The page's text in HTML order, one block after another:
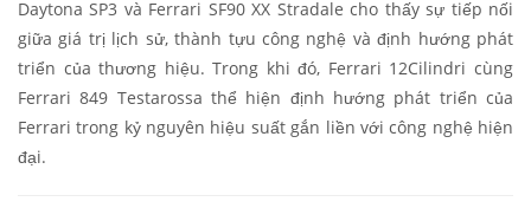
Daytona SP3 và Ferrari SF90 XX Stradale cho thấy sự tiếp nối
giữa giá trị lịch sử, thành tựu công nghệ và định hướng phát
triển của thương hiệu. Trong khi đó, Ferrari 12Cilindri cùng
Ferrari 849 Testarossa thể hiện định hướng phát triển của
Ferrari trong kỷ nguyên hiệu suất gắn liền với công nghệ hiện
đại.